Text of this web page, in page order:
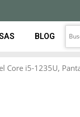
BLOG
Core i5-1235U,